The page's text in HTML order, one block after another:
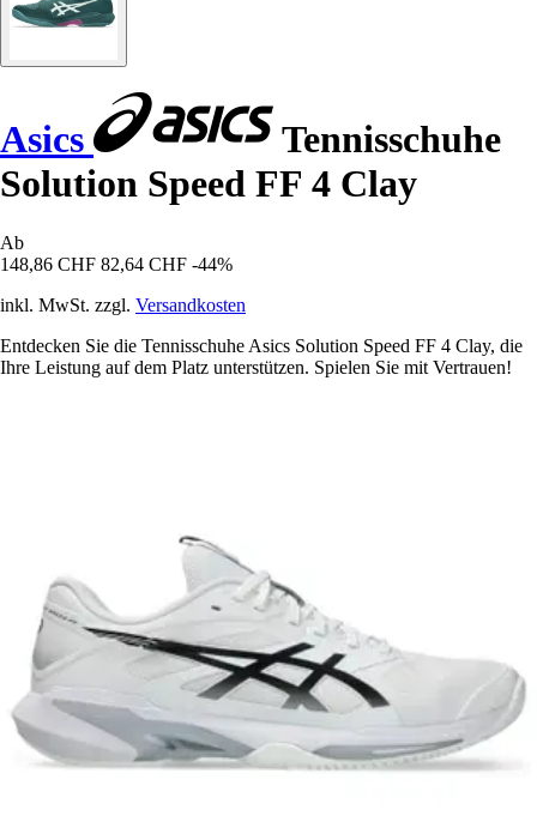
Asics
Tennisschuhe
Solution Speed FF 4 Clay
Ab
148,86 CHF 82,64 CHF -44%
inkl. MwSt. zzgl. Versandkosten
Entdecken Sie die Tennisschuhe Asics Solution Speed FF 4 Clay, die
Ihre Leistung auf dem Platz unterstützen. Spielen Sie mit Vertrauen!